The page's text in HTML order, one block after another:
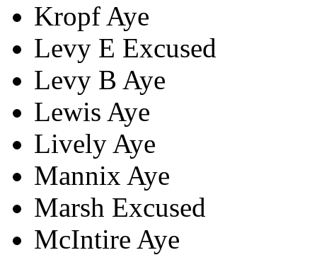
Kropf Aye
Levy E Excused
Levy B Aye
Lewis Aye
Lively Aye
Mannix Aye
Marsh Excused
McIntire Aye